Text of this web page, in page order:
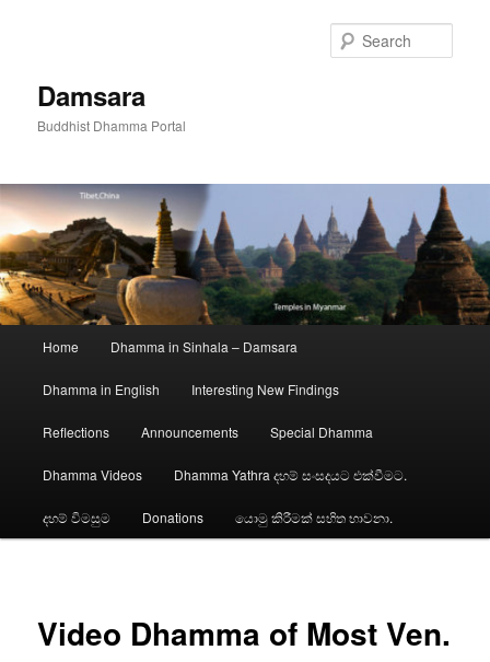
Damsara
Buddhist Dhamma Portal
Home Dhamma in Sinhala – Damsara
Dhamma in English Interesting New Findings
Reflections Announcements Special Dhamma
Dhamma Videos Dhamma Yathra දහම් සංසදයට එක්වීමට.
දහම් විමසුම Donations යොමු කිරීමක් සහිත භාවනා.
Video Dhamma of Most Ven.